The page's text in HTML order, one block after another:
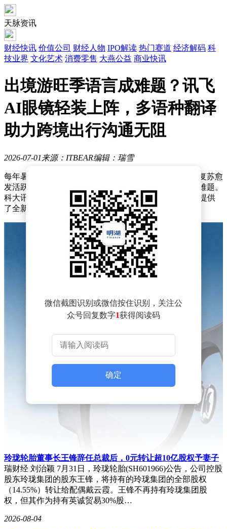
天脉资讯
财经快讯 价值公司 财经人物 IPO解读 热门赛道 经济解码 科
技业界 文化艺术 消费零售 大燕公益 商业快讯
出境游旺季语言成难题？讯飞
AI眼镜轻装上阵，多语种翻译
助力跨境出行沟通无阻
2026-07-01 来源：ITBEAR编辑：瑞雪
每年暑期出境游热度攀升，国际商务出行也随全球经济复苏愈
发活跃。然而，跨语言交流始终是横亘在出行者面前的难题。
科大讯飞近期推出的AI眼镜，凭借创新技术为这一困境提供
了全新解决方案，重新定义了跨语言沟通的可能性。
微信截图识别或微信按住识别，关注公
众号回复数字1获得阅读码
确定
玲珑轮胎董事长王锋辞任总裁后，0元转让超10亿股权予妻子
瑞财经 刘治颖 7月31日，玲珑轮胎(SH601966)公告，公司控股
股东玲珑集团的股东王锋，将持有的玲珑集团的全部股权
（14.55%）转让给配偶戴云霞。王锋不再持有玲珑集团股
权，但其作为持有英诚贸易30%股…
2026-08-04